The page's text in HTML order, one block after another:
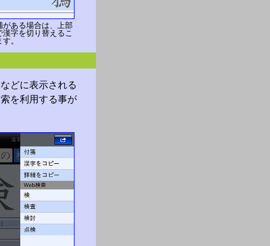
がある場合は、上部
漢字を切り替えるこ
。
どに表示される
を利用する事が